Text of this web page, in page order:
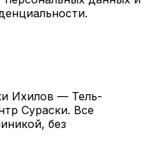
.
Ихилов — Тель-
Сураски. Все
без